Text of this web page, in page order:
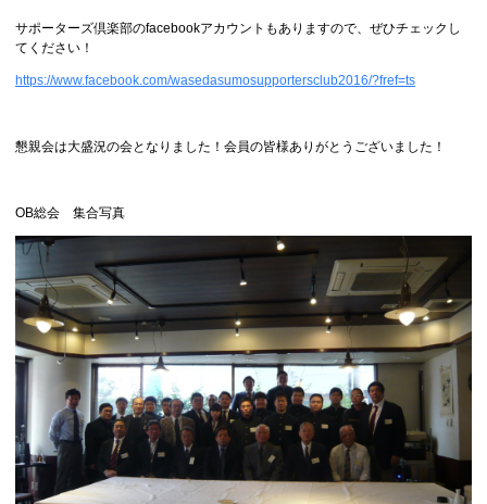
サポーターズ倶楽部のfacebookアカウントもありますので、ぜひチェックし
てください！
https://www.facebook.com/wasedasumosupportersclub2016/?fref=ts
懇親会は大盛況の会となりました！会員の皆様ありがとうございました！
OB総会 集合写真